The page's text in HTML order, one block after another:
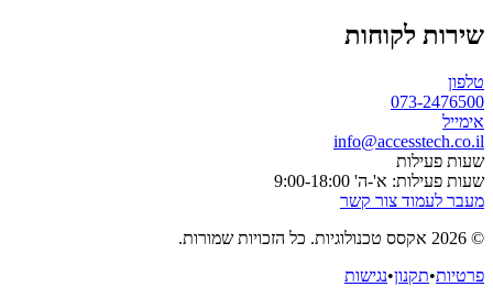
שירות לקוחות
טלפון
073-2476500
אימייל
info@accesstech.co.il
שעות פעילות
שעות פעילות: א'-ה' 9:00-18:00
מעבר לעמוד צור קשר
© 2026 אקסס טכנולוגיות. כל הזכויות שמורות.
פרטיות•תקנון•נגישות